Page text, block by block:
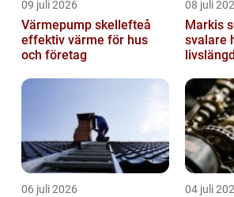
09 juli 2026
Värmepump skellefteå
effektiv värme för hus
och företag
08 juli
Markis solskydd som ger
svalare
06 juli 2026 04 juli